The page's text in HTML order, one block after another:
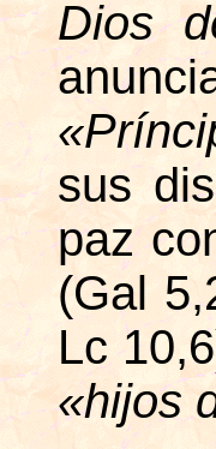
Dios
sus
paz
(Gal
Lc
«hijos